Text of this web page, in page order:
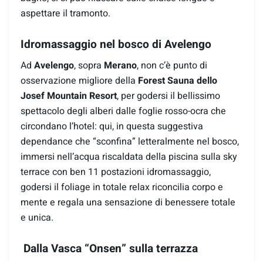
aspettare il tramonto.
Idromassaggio nel bosco di Avelengo
Ad Avelengo, sopra Merano, non c’è punto di
osservazione migliore della Forest Sauna dello
Josef Mountain Resort, per godersi il bellissimo
spettacolo degli alberi dalle foglie rosso-ocra che
circondano l’hotel: qui, in questa suggestiva
dependance che “sconfina” letteralmente nel bosco,
immersi nell’acqua riscaldata della piscina sulla sky
terrace con ben 11 postazioni idromassaggio,
godersi il foliage in totale relax riconcilia corpo e
mente e regala una sensazione di benessere totale
e unica.
Dalla Vasca “Onsen” sulla terrazza